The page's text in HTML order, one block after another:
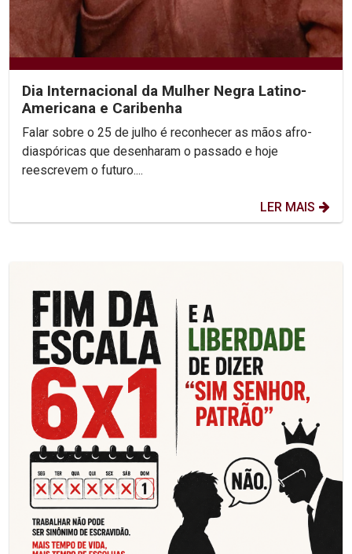
Dia Internacional da Mulher Negra Latino-
Americana e Caribenha
Falar sobre o 25 de julho é reconhecer as mãos afro-
diaspóricas que desenharam o passado e hoje
reescrevem o futuro....
LER MAIS